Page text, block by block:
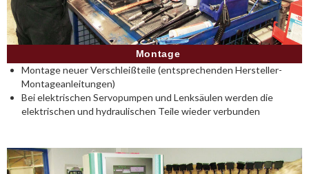
Montage
Montage neuer Verschleißteile (entsprechenden Hersteller-
Montageanleitungen)
Bei elektrischen Servopumpen und Lenksäulen werden die
elektrischen und hydraulischen Teile wieder verbunden